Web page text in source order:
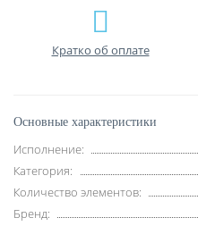
Кратко об оплате
Основные характеристики
Исполнение:
Категория:
Количество элементов:
Бренд: